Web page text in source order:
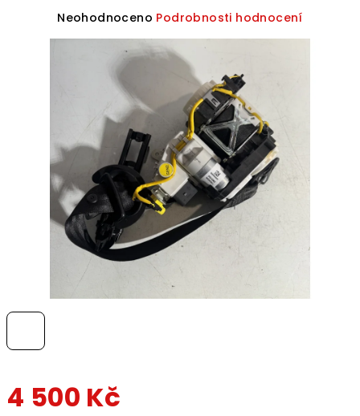
4 500 Kč
Průměrné
hvězdiček.
Neohodnoceno Podrobnosti hodnocení